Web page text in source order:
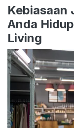
Kebiasaan
Anda
Living